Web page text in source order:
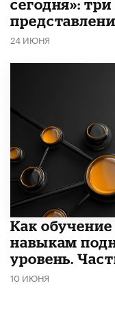
сегодня»:
24 ИЮНЯ
​Как
навыкам
уровень.
10 ИЮНЯ